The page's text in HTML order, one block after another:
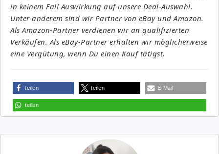
in keinem Fall Auswirkung auf unsere Deal-Auswahl.
Unter anderem sind wir Partner von eBay und Amazon.
Als Amazon-Partner verdienen wir an qualifizierten
Verkäufen. Als eBay-Partner erhalten wir möglicherweise
eine Vergütung, wenn Du einen Kauf tätigst.
teilen teilen E-Mail
teilen